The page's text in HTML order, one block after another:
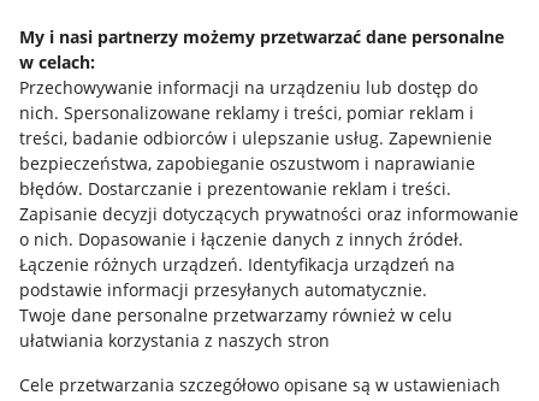
My i nasi partnerzy możemy przetwarzać dane personalne
w celach:
Przechowywanie informacji na urządzeniu lub dostęp do
nich. Spersonalizowane reklamy i treści, pomiar reklam i
treści, badanie odbiorców i ulepszanie usług. Zapewnienie
bezpieczeństwa, zapobieganie oszustwom i naprawianie
błędów. Dostarczanie i prezentowanie reklam i treści.
Zapisanie decyzji dotyczących prywatności oraz informowanie
o nich. Dopasowanie i łączenie danych z innych źródeł.
Łączenie różnych urządzeń. Identyfikacja urządzeń na
podstawie informacji przesyłanych automatycznie.
Twoje dane personalne przetwarzamy również w celu
ułatwiania korzystania z naszych stron
Cele przetwarzania szczegółowo opisane są w ustawieniach
Allegro Gadane dla sprzedających
Allegro Gadane dla kupujących
Mapa miejscowości
Informacje prawne
Regulamin
Polityka plików "cookies"
Ustawienia plików "cookies"
Udostępnianie lokalizacji